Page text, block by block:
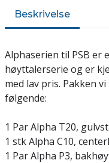
Beskrivelse
Alphaserien til PSB er
høyttalerserie og er
med lav pris. Pakken
følgende:
1 Par Alpha T20,
1 stk Alpha C10,
1 Par Alpha P3,